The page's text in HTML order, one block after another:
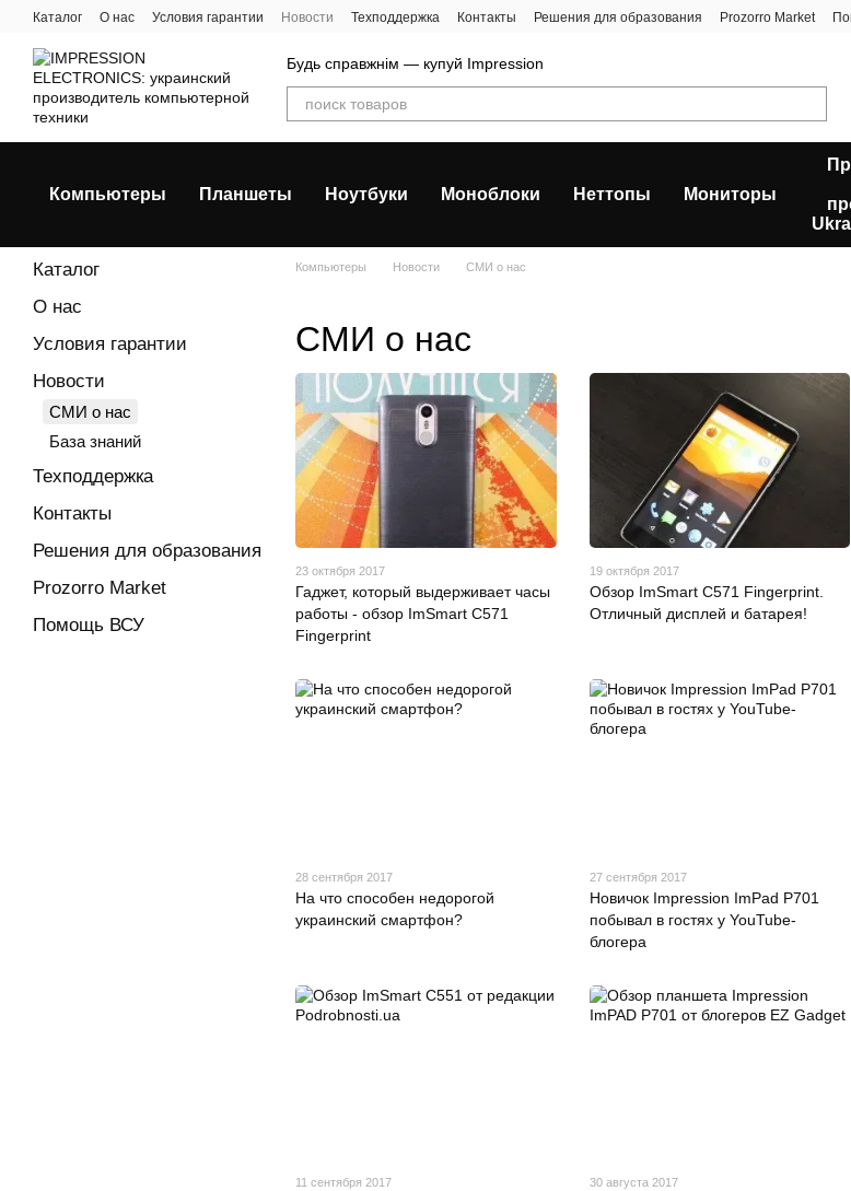
Перейти к основному контенту
Каталог О нас Условия гарантии Новости Техподдержка Контакты Решения для образования Prozorro Market
Будь справжнім — купуй Impression
Компьютеры Планшеты Ноутбуки Моноблоки Неттопы Мониторы
Компьютеры Новости СМИ о нас
СМИ о нас
23 октября 2017
Гаджет, который выдерживает часы
работы - обзор ImSmart C571
Fingerprint
19 октября 2017
Обзор ImSmart С571 Fingerprint.
Отличный дисплей и батарея!
28 сентября 2017
На что способен недорогой
украинский смартфон?
27 сентября 2017
Новичок Impression ImPad P701
побывал в гостях у YouTube-
блогера
11 сентября 2017 30 августа 2017
Каталог
О нас
Условия гарантии
Новости
СМИ о нас
База знаний
Техподдержка
Контакты
Решения для образования
Prozorro Market
Помощь ВСУ